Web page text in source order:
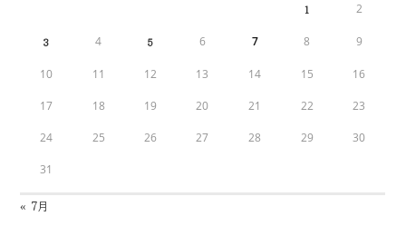
1 2
3 4 5 6 7 8 9
10 11 12 13 14 15 16
17 18 19 20 21 22 23
24 25 26 27 28 29 30
31
« 7月